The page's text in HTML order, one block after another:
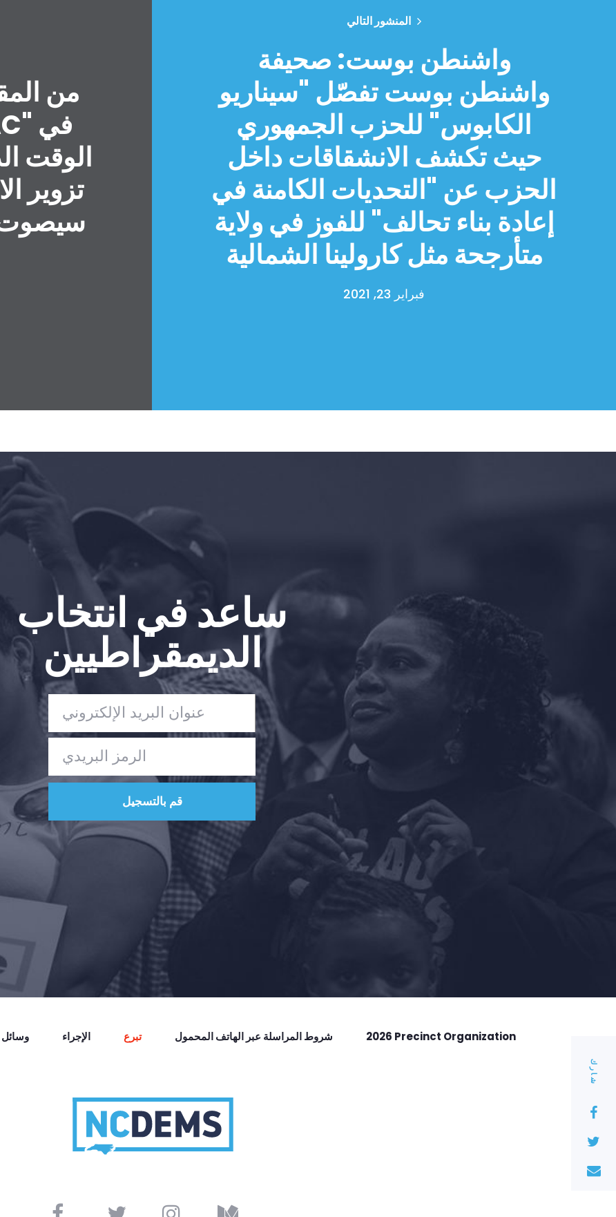
شارك
من
الوقت
تزوير
سيصوت
المنشور التالي
واشنطن بوست: صحيفة
واشنطن بوست تفصّل "سيناريو
الكابوس" للحزب الجمهوري
حيث تكشف الانشقاقات داخل
الحزب عن "التحديات الكامنة في
إعادة بناء تحالف" للفوز في ولاية
متأرجحة مثل كارولينا الشمالية
فبراير 23, 2021
ساعد في انتخاب
الديمقراطيين
وسائل الإجراء تبرع شروط المراسلة عبر الهاتف المحمول 2026 Precinct Organization